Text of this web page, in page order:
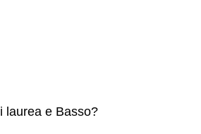
laurea e Basso?